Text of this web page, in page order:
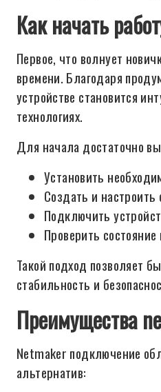
Как начать
Первое, что волнует
времени. Благодаря
устройстве становится
технологиях.
Для начала достаточно
Установить
Создать и
Подключить
Проверить
Такой подход позволяет
стабильность и
Преимущества
Netmaker подключение
альтернатив: